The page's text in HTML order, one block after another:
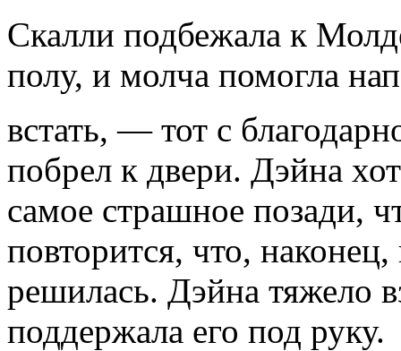
Скалли подбежала к
полу, и молча помогла
встать, — тот с
побрел к двери. Дэйна
самое страшное позади,
повторится, что,
решилась. Дэйна тяжело
поддержала его под руку.